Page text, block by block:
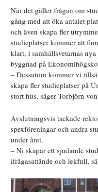
När det gäller frågan om
gång med att öka antalet
och även skapa fler
studieplatser kommer att
klart, i samhällsvetarnas
byggnad på
– Dessutom kommer vi
skapa fler studieplatser på
stort hus, säger Torbjörn
Avslutningsvis tackade
spexföreningar och andra
under året.
– Ni skapar ett sjudande
ifrågasattände och lekfull,